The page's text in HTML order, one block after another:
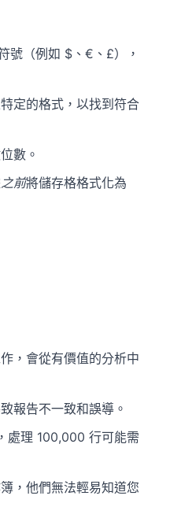
號（例如 $、€、£），
定的格式，以找到符合
數。
之前將儲存格格式化為
，會從有價值的分析中
報告不一致和誤導。
處理 100,000 行可能需
，他們無法輕易知道您